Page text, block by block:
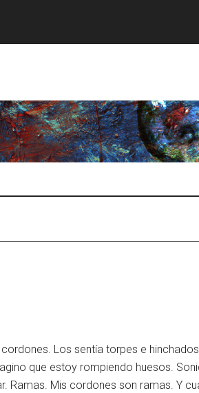
Los sentía torpes e
que estoy rompiendo huesos.
Ramas. Mis cordones son ramas. Y